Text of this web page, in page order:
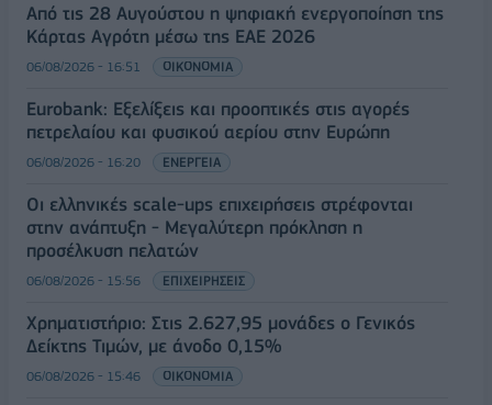
Από τις 28 Αυγούστου η ψηφιακή ενεργοποίηση της
Κάρτας Αγρότη μέσω της ΕΑΕ 2026
06/08/2026 - 16:51 ΟΙΚΟΝΟΜΙΑ
Eurobank: Εξελίξεις και προοπτικές στις αγορές
πετρελαίου και φυσικού αερίου στην Ευρώπη
06/08/2026 - 16:20 ΕΝΕΡΓΕΙΑ
Οι ελληνικές scale-ups επιχειρήσεις στρέφονται
στην ανάπτυξη - Μεγαλύτερη πρόκληση η
προσέλκυση πελατών
06/08/2026 - 15:56 ΕΠΙΧΕΙΡΗΣΕΙΣ
Χρηματιστήριο: Στις 2.627,95 μονάδες ο Γενικός
Δείκτης Τιμών, με άνοδο 0,15%
06/08/2026 - 15:46 ΟΙΚΟΝΟΜΙΑ